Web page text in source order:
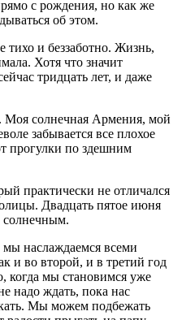
с рождения, но как же
об этом.
и беззаботно. Жизнь,
Хотя что значит
тридцать лет, и даже
Моя солнечная Армения, мой
забывается все плохое
прогулки по здешним
практически не отличался
Двадцать пятое июня
солнечным.
наслаждаемся всеми
и во второй, и в третий год
когда мы становимся уже
надо ждать, пока нас
Мы можем подбежать